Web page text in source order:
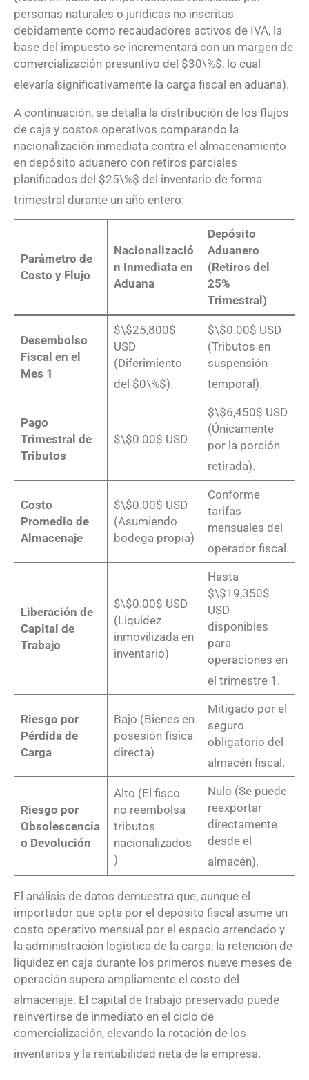
personas naturales o jurídicas no inscritas
debidamente como recaudadores activos de IVA, la
base del impuesto se incrementará con un margen de
comercialización presuntivo del $30\%$, lo cual
elevaría significativamente la carga fiscal en aduana).
A continuación, se detalla la distribución de los flujos
de caja y costos operativos comparando la
nacionalización inmediata contra el almacenamiento
en depósito aduanero con retiros parciales
planificados del $25\%$ del inventario de forma
trimestral durante un año entero:
Parámetro de
Costo y Flujo
Nacionalizació
n Inmediata en
Aduana
Depósito
Aduanero
(Retiros del
25%
Trimestral)
Desembolso
Fiscal en el
Mes 1
$\$25,800$
USD
(Diferimiento
del $0\%$).
$\$0.00$ USD
(Tributos en
suspensión
temporal).
Pago
Trimestral de
Tributos
$\$0.00$ USD
$\$6,450$ USD
(Únicamente
por la porción
retirada).
Costo
Promedio de
Almacenaje
$\$0.00$ USD
(Asumiendo
bodega propia)
Conforme
tarifas
mensuales del
operador fiscal .
Liberación de
Capital de
Trabajo
$\$0.00$ USD
(Liquidez
inmovilizada en
inventario)
Hasta
$\$19,350$
USD
disponibles
para
operaciones en
el trimestre 1 .
Riesgo por
Pérdida de
Carga
Bajo (Bienes en
posesión física
directa)
Mitigado por el
seguro
obligatorio del
almacén fiscal .
Riesgo por
Obsolescencia
o Devolución
Alto (El fisco
no reembolsa
tributos
nacionalizados
)
Nulo (Se puede
reexportar
directamente
desde el
almacén).
El análisis de datos demuestra que, aunque el
importador que opta por el depósito fiscal asume un
costo operativo mensual por el espacio arrendado y
la administración logística de la carga, la retención de
liquidez en caja durante los primeros nueve meses de
operación supera ampliamente el costo del
almacenaje. El capital de trabajo preservado puede
reinvertirse de inmediato en el ciclo de
comercialización, elevando la rotación de los
inventarios y la rentabilidad neta de la empresa.